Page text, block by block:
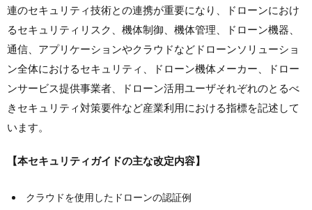
連のセキュリティ技術との連携が重要になり、ドローンにおけ
るセキュリティリスク、機体制御、機体管理、ドローン機器、
通信、アプリケーションやクラウドなどドローンソリューショ
ン全体におけるセキュリティ、ドローン機体メーカー、ドロー
ンサービス提供事業者、ドローン活用ユーザそれぞれのとるべ
きセキュリティ対策要件など産業利用における指標を記述して
います。
【本セキュリティガイドの主な改定内容】
クラウドを使用したドローンの認証例